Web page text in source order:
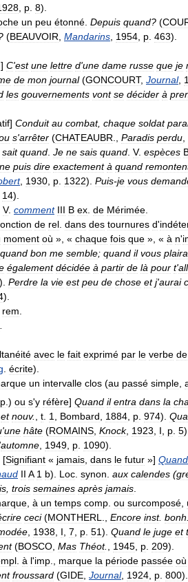
, p. 8).
un peu étonné. Depuis quand? (
(BEAUVOIR, Mandarins, 1954, p. 463).
C'est une lettre d'une dame russe que je
de mon journal(GONCOURT, Journal,
les gouvernements vont se décider à
] Conduit au combat, chaque soldat
s'arrêter (CHATEAUBR., Paradis perdu,
sait quand. Je ne sais quand. V. espèces
ne puis dire exactement à quand
, 1930, p. 1322). Puis-je vous
14).
V. comment III B ex. de Mérimée.
de rel. dans des tournures d'
moment où », « chaque fois que », « à n'
quand bon me semble; quand il vous plaira
également décidée à partir de là pour t'
). Perdre la vie est peu de chose et j'aurai
).
rem.
.
avec le fait exprimé par le verbe de
. écrite).
un intervalle clos (au passé simple,
.) ou s'y réfère] Quand il entra dans la
et nouv. t 1 Bombard 1884 p 974).
'une hâte (ROMAINS Knock, 1923 I p 5).
'automne 1949 p 1090).
[Signifiant « jamais dans le futur »] Quand
II A 1 b). Loc synon aux calendes (
trois semaines après jamais
à un temps comp ou surcomposé
ceci(MONTHERL Encore inst. bonh
1938 I 7 p 51). Quand le juge et
(BOSCO Mas Théot. 1945 p 209).
à l'imp marque la période passée où
froussard (GIDE Journal, 1924 p 800).